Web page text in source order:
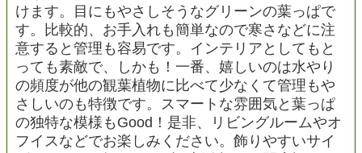
けます。目にもやさしそうなグリーンの葉っぱで
す。比較的、お手入れも簡単なので寒さなどに注
意すると管理も容易です。インテリアとしてもと
っても素敵で、しかも！一番、嬉しいのは水やり
の頻度が他の観葉植物に比べて少なくて管理もや
さしいのも特徴です。スマートな雰囲気と葉っぱ
の独特な模様もGood！是非、リビングルームやオ
フイスなどでお楽しみください。飾りやすいサイ